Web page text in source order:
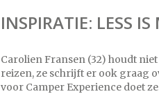
INSPIRATIE: LESS IS
Carolien Fransen (32) houdt
reizen, ze schrijft er ook graag
voor Camper Experience doet